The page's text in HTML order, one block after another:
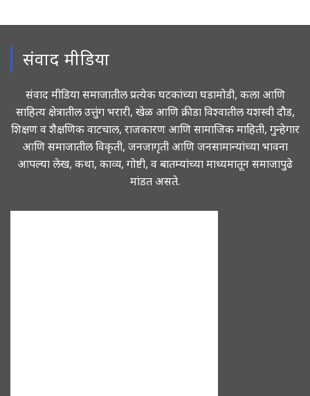
संवाद मीडिया
संवाद मीडिया समाजातील प्रत्येक घटकांच्या घडामोडी, कला आणि
साहित्य क्षेत्रातील उत्तुंग भरारी, खेळ आणि क्रीडा विश्वातील यशस्वी दौड,
शिक्षण व शैक्षणिक वाटचाल, राजकारण आणि सामाजिक माहिती, गुन्हेगार
आणि समाजातील विकृती, जनजागृती आणि जनसामान्यांच्या भावना
आपल्या लेख, कथा, काव्य, गोष्टी, व बातम्यांच्या माध्यमातून समाजापुढे
मांडत असते.